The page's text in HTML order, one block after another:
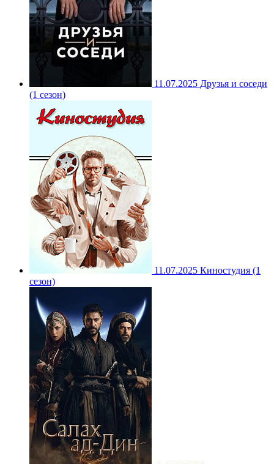
11.07.2025 Друзья и соседи
(1 сезон)
11.07.2025 Киностудия (1
сезон)